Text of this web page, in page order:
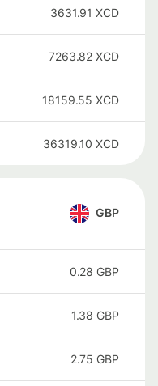
3631.91 XCD
7263.82 XCD
18159.55 XCD
36319.10 XCD
GBP
0.28 GBP
1.38 GBP
2.75 GBP